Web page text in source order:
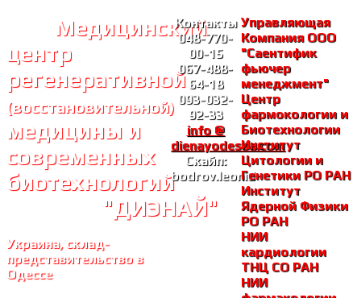
Медицинский
центр
регенеративной
(восстановительной)
медицины и
современных
биотехнологий
"ДИЭНАЙ"
Украина, склад-
представительство в
Одессе
Контакты
048-770-
00-15
067-488-
64-18
093-032-
92-33
info @
dienayodessa.com
Скайп:
bodrov.leonid
Управляющая
Компания ООО
"Саентифик
фьючер
менеджмент"
Центр
фармокологии и
Биотехнологии
Институт
Цитологии и
Генетики РО РАH
Институт
Ядерной Физики
РО РАH
НИИ
кардиологии
ТНЦ СО РАH
НИИ